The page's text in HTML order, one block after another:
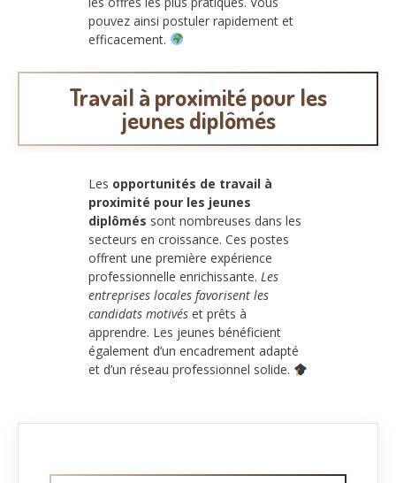
pouvez ainsi postuler rapidement et
efficacement.
Travail à proximité pour les
jeunes diplômés
Les opportunités de travail à
proximité pour les jeunes
diplômés sont nombreuses dans les
secteurs en croissance. Ces postes
offrent une première expérience
professionnelle enrichissante. Les
entreprises locales favorisent les
candidats motivés et prêts à
apprendre. Les jeunes bénéficient
également d’un encadrement adapté
et d’un réseau professionnel solide.